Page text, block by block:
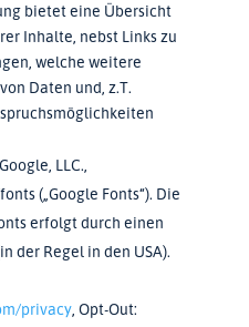
bietet eine Übersicht
Inhalte, nebst Links zu
welche weitere
Daten und, z.T.
LLC.,
(„Google Fonts“). Die
erfolgt durch einen
der Regel in den USA).
privacy, Opt-Out: